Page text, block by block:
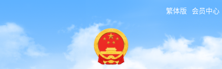
繁体版 会员中心